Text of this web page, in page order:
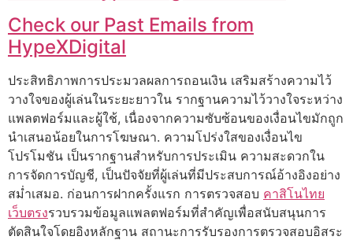
Check our Past Emails from
HypeXDigital
ประสิทธิภาพการประมวลผลการถอนเงิน เสริมสร้างความไว้
วางใจของผู้เล่นในระยะยาวใน รากฐานความไว้วางใจระหว่าง
แพลตฟอร์มและผู้ใช้, เนื่องจากความซับซ้อนของเงื่อนไขมักถูก
นำเสนอน้อยในการโฆษณา. ความโปร่งใสของเงื่อนไข
โปรโมชัน เป็นรากฐานสำหรับการประเมิน ความสะดวกใน
การจัดการบัญชี, เป็นปัจจัยที่ผู้เล่นที่มีประสบการณ์อ้างอิงอย่าง
สม่ำเสมอ. ก่อนการฝากครั้งแรก การตรวจสอบ คาสิโนไทย
เว็บตรงรวบรวมข้อมูลแพลตฟอร์มที่สำคัญเพื่อสนับสนุนการ
ตัดสินใจโดยอิงหลักฐาน สถานะการรับรองการตรวจสอบอิสระ